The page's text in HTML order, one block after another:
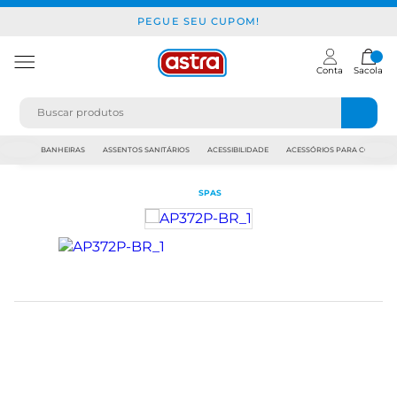
PEGUE SEU CUPOM!
Conta Sacola
BANHEIRAS ASSENTOS SANITÁRIOS ACESSIBILIDADE ACESSÓRIOS PARA
SPAS